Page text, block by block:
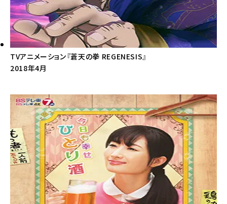
TVアニメーション『蒼天の拳 REGENESIS』
2018年4月